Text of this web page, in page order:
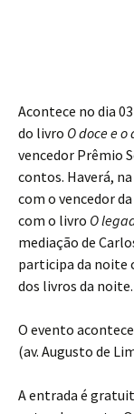
Acontece no dia
do livro O doce e
vencedor Prêmio
contos. Haverá,
com o vencedor
com o livro O
mediação de
participa da noite
dos livros da noite.
O evento
(av. Augusto de
A entrada é